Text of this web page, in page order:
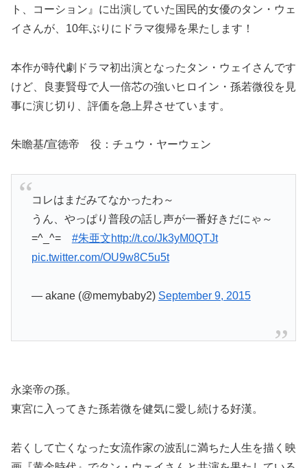
ト、コーション』に出演していた国民的女優のタン・ウェ
イさんが、10年ぶりにドラマ復帰を果たします！
本作が時代劇ドラマ初出演となったタン・ウェイさんです
けど、良妻賢母で人一倍芯の強いヒロイン・孫若微役を見
事に演じ切り、評価を急上昇させています。
朱瞻基/宣徳帝 役：チュウ・ヤーウェン
コレはまだみてなかったわ～
うん、やっぱり普段の話し声が一番好きだにゃ～
=^_^= #朱亜文http://t.co/Jk3yM0QTJt
pic.twitter.com/OU9w8C5u5t
— akane (@memybaby2) September 9, 2015
永楽帝の孫。
東宮に入ってきた孫若微を健気に愛し続ける好漢。
若くして亡くなった女流作家の波乱に満ちた人生を描く映